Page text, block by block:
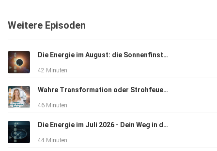
einem Blick auf das Sakral-Zentrum mit seinen
Wenn Du ein definiertes Sakral-Zentrum hast, lohnt sich
immer die Frage, wofür Du denn natürlicherweise überhaupt
und Power hast. Das ist sehr spezifisch in Dir angelegt. Und es
Sakral-Zentrum anschließt.
Weitere Episoden
Die Energie im August: die Sonnenfinsternis als kosmisches Brennglas
42 Minuten
Wahre Transformation oder Strohfeuer? Neue Mondknoten - jetzt werden die Weichen neu gestellt
46 Minuten
Die Energie im Juli 2026 - Dein Weg in die Klarheit
44 Minuten